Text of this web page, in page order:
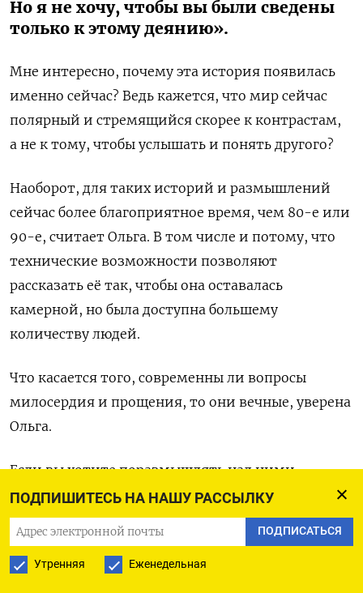
ПОДПИШИТЕСЬ НА НАШУ РАССЫЛКУ
ПОДПИСАТЬСЯ
Утренняя Еженедельная
Но я не хочу, чтобы вы были сведены
только к этому деянию».
Мне интересно, почему эта история появилась
именно сейчас? Ведь кажется, что мир сейчас
полярный и стремящийся скорее к контрастам,
а не к тому, чтобы услышать и понять другого?
Наоборот, для таких историй и размышлений
сейчас более благоприятное время, чем 80-е или
90-е, считает Ольга. В том числе и потому, что
технические возможности позволяют
рассказать её так, чтобы она оставалась
камерной, но была доступна большему
количеству людей.
Что касается того, современны ли вопросы
милосердия и прощения, то они вечные, уверена
Ольга.
Если вы хотите поразмышлять над ними,
спектакль идет каждый месяц. Кстати, своими
мыслями можно поделиться с Мариэтт
и Вейном. Если, конечно, Вейн еще будет жив –
его казнь назначена на апрель 2022 г.